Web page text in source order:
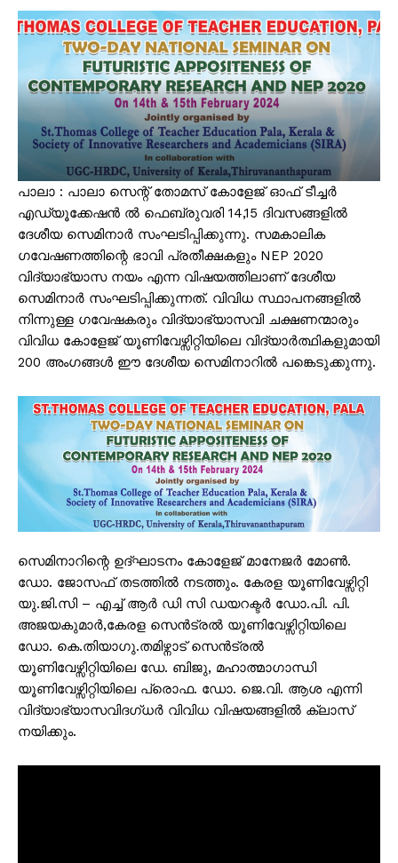
പാലാ : പാലാ സെന്റ് തോമസ് കോളേജ് ഓഫ് ടീച്ചർ
എഡ്യൂക്കേഷൻ ൽ ഫെബ്രുവരി 14,15 ദിവസങ്ങളിൽ
ദേശീയ സെമിനാർ സംഘടിപ്പിക്കുന്നു. സമകാലിക
ഗവേഷണത്തിന്റെ ഭാവി പ്രതീക്ഷകളും NEP 2020
വിദ്യാഭ്യാസ നയം എന്ന വിഷയത്തിലാണ് ദേശീയ
സെമിനാർ സംഘടിപ്പിക്കുന്നത്. വിവിധ സ്ഥാപനങ്ങളിൽ
നിന്നുള്ള ഗവേഷകരും വിദ്യാഭ്യാസവി ചക്ഷണന്മാരും
വിവിധ കോളേജ് യൂണിവേഴ്സിറ്റിയിലെ വിദ്യാർത്ഥികളുമായി
200 അംഗങ്ങൾ ഈ ദേശീയ സെമിനാറിൽ പങ്കെടുക്കുന്നു.
സെമിനാറിന്റെ ഉദ്ഘാടനം കോളേജ് മാനേജർ മോൺ.
ഡോ. ജോസഫ് തടത്തിൽ നടത്തും. കേരള യൂണിവേഴ്സിറ്റി
യു.ജി.സി – എച്ച് ആർ ഡി സി ഡയറക്ടർ ഡോ.പി. പി.
അജയകുമാർ,കേരള സെൻട്രൽ യൂണിവേഴ്സിറ്റിയിലെ
ഡോ. കെ.തിയാഗു.തമിഴ്നാട് സെൻട്രൽ
യൂണിവേഴ്സിറ്റിയിലെ ഡേ. ബിജു, മഹാത്മാഗാന്ധി
യൂണിവേഴ്സിറ്റിയിലെ പ്രൊഫ. ഡോ. ജെ.വി. ആശ എന്നി
വിദ്യാഭ്യാസവിദഗ്ധർ വിവിധ വിഷയങ്ങളിൽ ക്ലാസ്
നയിക്കും.